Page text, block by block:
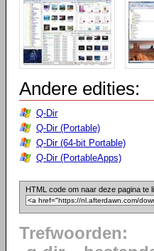
Andere edities:
Q-Dir
Q-Dir (Portable)
Q-Dir (64-bit Portable)
Q-Dir (PortableApps)
HTML code om naar deze pagina te
Trefwoorden: